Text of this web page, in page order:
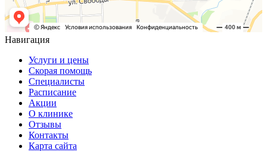
Навигация
Услуги и цены
Скорая помощь
Специалисты
Расписание
Акции
О клинике
Отзывы
Контакты
Карта сайта